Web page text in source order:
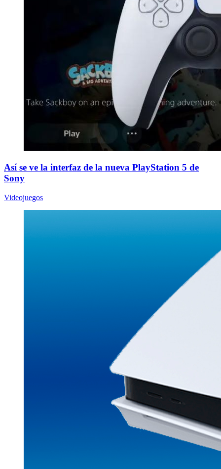
Así se ve la interfaz de la nueva PlayStation 5 de
Sony
Videojuegos